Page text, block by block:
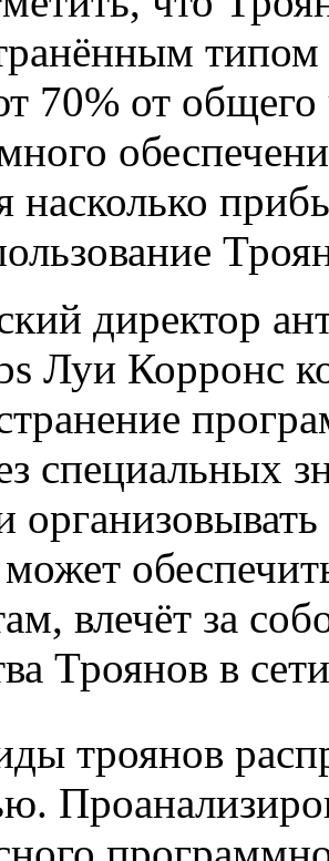
70% от
насколько
директор
Луи Корронс
специальных
может
влечёт за
Троянов в
троянов